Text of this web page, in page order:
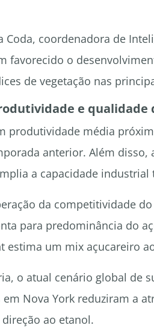
Coda, coordenadora de
favorecido o
de vegetação nas
e qualidade
produtividade média
anterior. Além disso,
a capacidade
da competitividade
para predominância do
estima um mix açucareiro
o atual cenário global de
Nova York reduziram a
ao etanol.